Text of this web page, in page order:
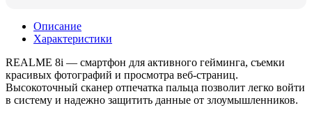
Описание
Характеристики
REALME 8i — смартфон для активного гейминга, съемки
красивых фотографий и просмотра веб-страниц.
Высокоточный сканер отпечатка пальца позволит легко войти
в систему и надежно защитить данные от злоумышленников.